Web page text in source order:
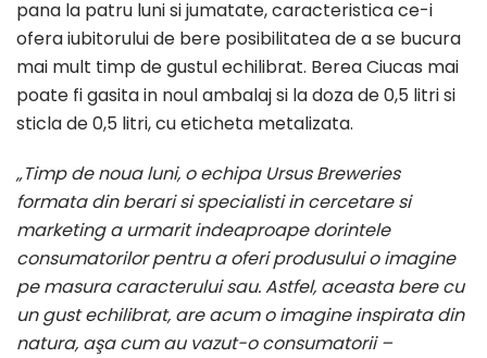
pana la patru luni si jumatate, caracteristica ce-i
ofera iubitorului de bere posibilitatea de a se bucura
mai mult timp de gustul echilibrat. Berea Ciucas mai
poate fi gasita in noul ambalaj si la doza de 0,5 litri si
sticla de 0,5 litri, cu eticheta metalizata.
„Timp de noua luni, o echipa Ursus Breweries
formata din berari si specialisti in cercetare si
marketing a urmarit indeaproape dorintele
consumatorilor pentru a oferi produsului o imagine
pe masura caracterului sau. Astfel, aceasta bere cu
un gust echilibrat, are acum o imagine inspirata din
natura, aşa cum au vazut-o consumatorii –